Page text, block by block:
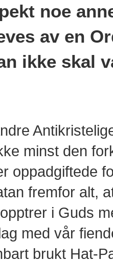
noe
av en
ikke skal
minst den
oppadgiftede
fremfor alt,
i Guds
med vår
brukt Hat-